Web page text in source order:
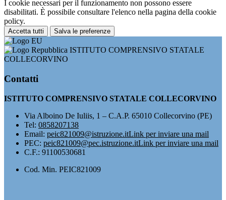
I cookie necessari per il funzionamento non possono essere
disabilitati. È possibile consultare l'elenco nella pagina della cookie
policy.
Accetta tutti Salva le preferenze
ISTITUTO COMPRENSIVO STATALE
COLLECORVINO
Contatti
ISTITUTO COMPRENSIVO STATALE COLLECORVINO
Via Alboino De Iuliis, 1 – C.A.P. 65010 Collecorvino (PE)
Tel: 0858207138
Email: peic821009@istruzione.itLink per inviare una mail
PEC: peic821009@pec.istruzione.itLink per inviare una mail
C.F.: 91100530681
Cod. Min. PEIC821009